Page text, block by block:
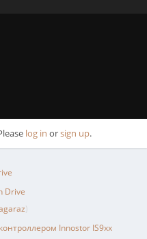
log in orsign up.
Drive
)
Innostor IS9xx